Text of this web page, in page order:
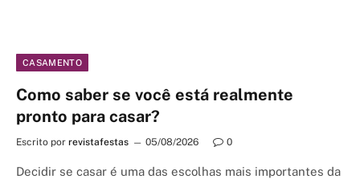
CASAMENTO
Como saber se você está realmente
pronto para casar?
Escrito por revistafestas 05/08/2026 0
Decidir se casar é uma das escolhas mais importantes da